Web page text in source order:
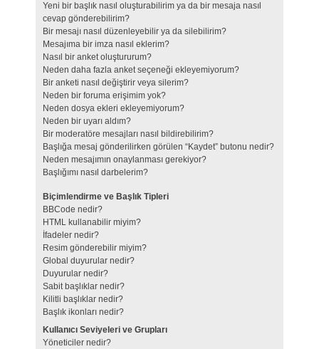
Yeni bir başlık nasıl oluşturabilirim ya da bir mesaja nasıl
cevap gönderebilirim?
Bir mesajı nasıl düzenleyebilir ya da silebilirim?
Mesajıma bir imza nasıl eklerim?
Nasıl bir anket oluştururum?
Neden daha fazla anket seçeneği ekleyemiyorum?
Bir anketi nasıl değiştirir veya silerim?
Neden bir foruma erişimim yok?
Neden dosya ekleri ekleyemiyorum?
Neden bir uyarı aldım?
Bir moderatöre mesajları nasıl bildirebilirim?
Başlığa mesaj gönderilirken görülen “Kaydet” butonu nedir?
Neden mesajımın onaylanması gerekiyor?
Başlığımı nasıl darbelerim?
Biçimlendirme ve Başlık Tipleri
BBCode nedir?
HTML kullanabilir miyim?
İfadeler nedir?
Resim gönderebilir miyim?
Global duyurular nedir?
Duyurular nedir?
Sabit başlıklar nedir?
Kilitli başlıklar nedir?
Başlık ikonları nedir?
Kullanıcı Seviyeleri ve Grupları
Yöneticiler nedir?